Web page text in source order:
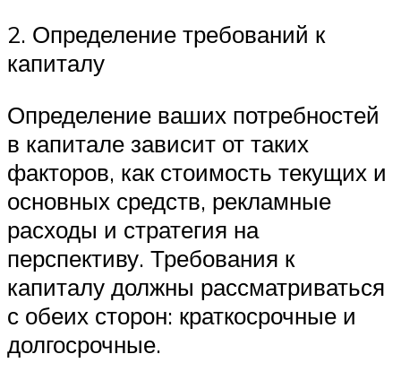
2. Определение требований к
капиталу
Определение ваших потребностей
в капитале зависит от таких
факторов, как стоимость текущих и
основных средств, рекламные
расходы и стратегия на
перспективу. Требования к
капиталу должны рассматриваться
с обеих сторон: краткосрочные и
долгосрочные.